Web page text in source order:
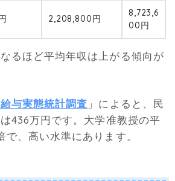
2,208,800円
8,723,6
00円
るほど平均年収は上がる傾向が
与実態統計調査 」によると、民
436万円です。大学准教授の平
、高い水準にあります。